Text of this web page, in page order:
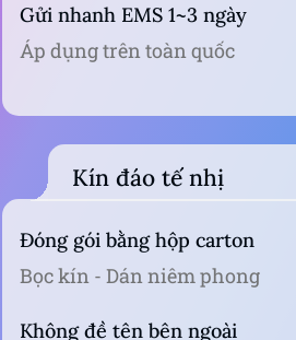
Gửi nhanh EMS 1~3 ngày
Áp dụng trên toàn quốc
Kín đáo tế nhị
Đóng gói bằng hộp carton
Bọc kín - Dán niêm phong
Không đề tên bên ngoài